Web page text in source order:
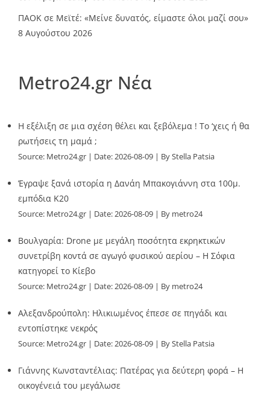
ΠΑΟΚ σε Μεϊτέ: «Μείνε δυνατός, είμαστε όλοι μαζί σου»
8 Αυγούστου 2026
Metro24.gr Νέα
Η εξέλιξη σε μια σχέση θέλει και ξεβόλεμα ! Το ‘χεις ή θα
ρωτήσεις τη μαμά ;
Source: Metro24.gr Date: 2026-08-09 By Stella Patsia
Έγραψε ξανά ιστορία η Δανάη Μπακογιάννη στα 100μ.
εμπόδια Κ20
Source: Metro24.gr Date: 2026-08-09 By metro24
Βουλγαρία: Drone με μεγάλη ποσότητα εκρηκτικών
συνετρίβη κοντά σε αγωγό φυσικού αερίου – Η Σόφια
κατηγορεί το Κίεβο
Source: Metro24.gr Date: 2026-08-09 By metro24
Αλεξανδρούπολη: Ηλικιωμένος έπεσε σε πηγάδι και
εντοπίστηκε νεκρός
Source: Metro24.gr Date: 2026-08-09 By Stella Patsia
Γιάννης Κωνσταντέλιας: Πατέρας για δεύτερη φορά – Η
οικογένειά του μεγάλωσε